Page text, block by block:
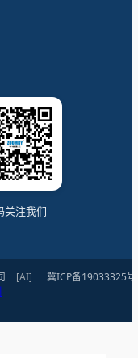
关注我们
[AI]
冀ICP备19033325